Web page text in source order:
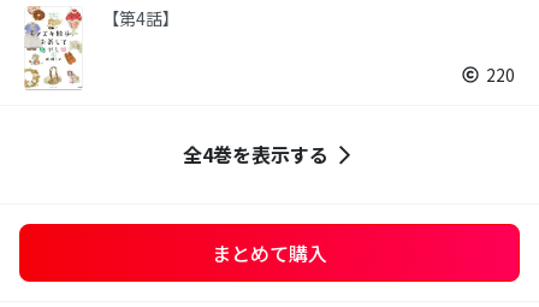
【第4話】
220
全4巻を表示する
まとめて購入